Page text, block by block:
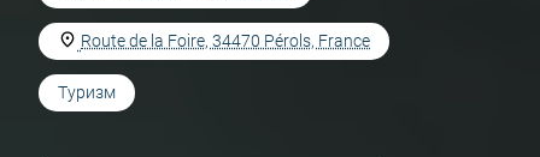
Route de la Foire, 34470 Pérols, France
Туризм